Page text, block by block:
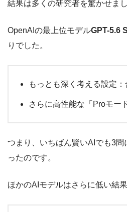
結果は多くの研究者を驚かせまし
OpenAIの最上位モデルGPT-5.6
りでした。
もっとも深く考える設定
さらに高性能な「Proモー
つまり、いちばん賢いAIでも3
ったのです。
ほかのAIモデルはさらに低い結果